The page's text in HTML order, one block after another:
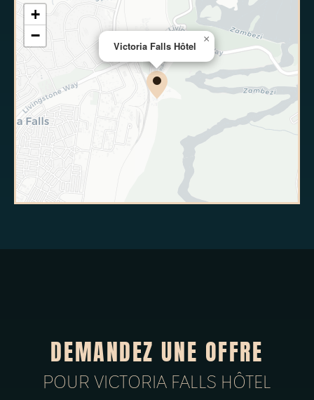
Victoria Falls Hôtel
×
+
−
DEMANDEZ UNE OFFRE
POUR VICTORIA FALLS HÔTEL